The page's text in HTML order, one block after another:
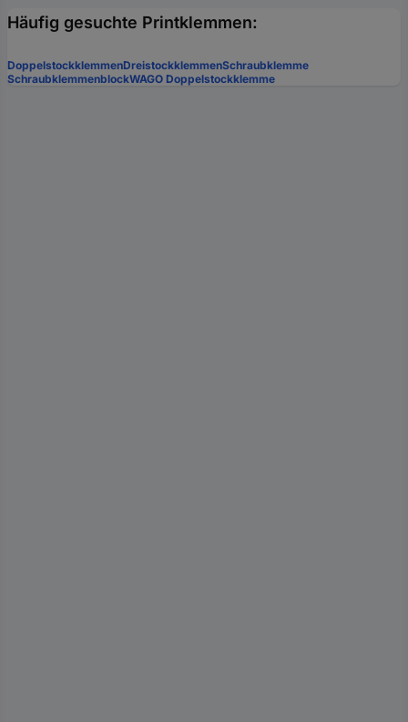
Häufig gesuchte Printklemmen:
DoppelstockklemmenDreistockklemmenSchraubklemme
SchraubklemmenblockWAGO Doppelstockklemme